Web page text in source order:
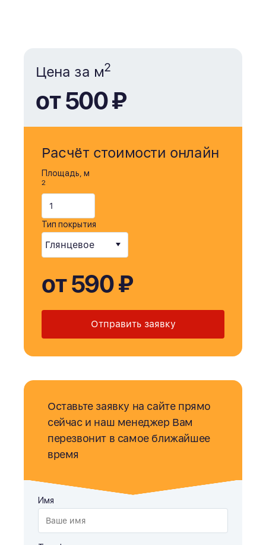
Цена за м2
от 500 ₽
Расчёт стоимости онлайн
Площадь, м
2
Тип покрытия
от 590 ₽
Отправить заявку
Оставьте заявку на сайте прямо
сейчас и наш менеджер Вам
перезвонит в самое ближайшее
время
Имя